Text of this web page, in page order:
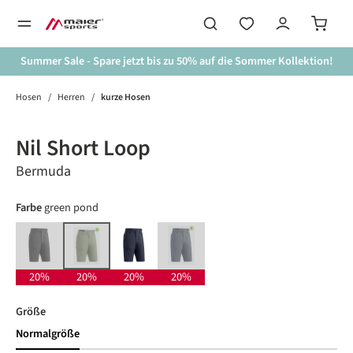
springen
Summer Sale - Spare jetzt bis zu 50% auf die Sommer Kollektion!
Hosen / Herren / kurze Hosen
Nil Short Loop
Bermuda
Farbeauswählen
green pond
black
(Diese Option ist zurzeit nicht verfügbar.)
20%
green pond
(Diese Option ist zurzeit nicht verfügbar.)
20%
night sky
20%
ombre blue
(Diese Option ist zurzeit nicht verfügbar.)
20%
Größeauswählen
Normalgröße